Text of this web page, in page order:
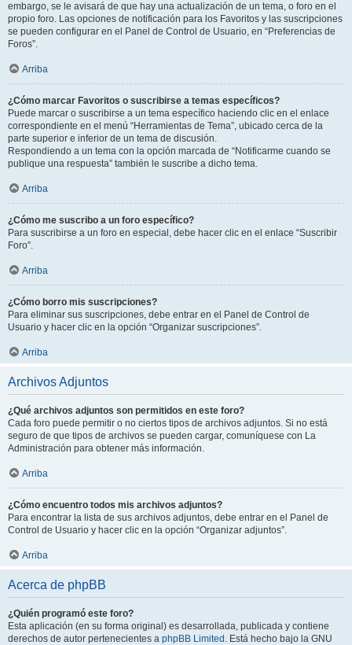
embargo, se le avisará de que hay una actualización de un tema, o foro en el
propio foro. Las opciones de notificación para los Favoritos y las suscripciones
se pueden configurar en el Panel de Control de Usuario, en “Preferencias de
Foros”.
Arriba
¿Cómo marcar Favoritos o suscribirse a temas específicos?
Puede marcar o suscribirse a un tema específico haciendo clic en el enlace
correspondiente en el menú “Herramientas de Tema”, ubicado cerca de la
parte superior e inferior de un tema de discusión.
Respondiendo a un tema con la opción marcada de “Notificarme cuando se
publique una respuesta” también le suscribe a dicho tema.
Arriba
¿Cómo me suscribo a un foro específico?
Para suscribirse a un foro en especial, debe hacer clic en el enlace “Suscribir
Foro”.
Arriba
¿Cómo borro mis suscripciones?
Para eliminar sus suscripciones, debe entrar en el Panel de Control de
Usuario y hacer clic en la opción “Organizar suscripciones”.
Arriba
Archivos Adjuntos
¿Qué archivos adjuntos son permitidos en este foro?
Cada foro puede permitir o no ciertos tipos de archivos adjuntos. Si no está
seguro de que tipos de archivos se pueden cargar, comuníquese con La
Administración para obtener más información.
Arriba
¿Cómo encuentro todos mis archivos adjuntos?
Para encontrar la lista de sus archivos adjuntos, debe entrar en el Panel de
Control de Usuario y hacer clic en la opción “Organizar adjuntos”.
Arriba
Acerca de phpBB
¿Quién programó este foro?
Esta aplicación (en su forma original) es desarrollada, publicada y contiene
derechos de autor pertenecientes a phpBB Limited . Está hecho bajo la GNU